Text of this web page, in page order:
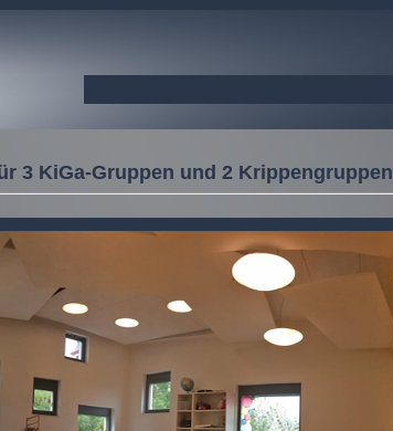
3 KiGa-Gruppen und 2 Krippengruppen